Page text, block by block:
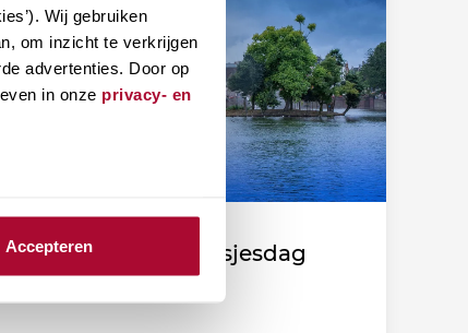
Wij gebruiken
om inzicht te verkrijgen
advertenties. Door op
in onze privacy- en
Accepteren
Fiscale duiding Prinsjesdag